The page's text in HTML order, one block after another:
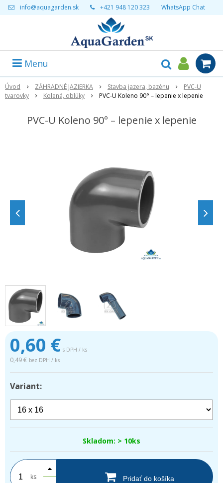
info@aquagarden.sk +421 948 120 323 WhatsApp Chat
Menu
Úvod ZÁHRADNÉ JAZIERKA Stavba jazera, bazénu
PVC-U
tvarovky
Kolená, oblúky PVC-U Koleno 90° – lepenie x lepenie
PVC-U Koleno 90° – lepenie x lepenie
0,60 € s DPH / ks
0,49 € bez DPH / ks
Variant:
Skladom: > 10ks
ks Pridať do košíka